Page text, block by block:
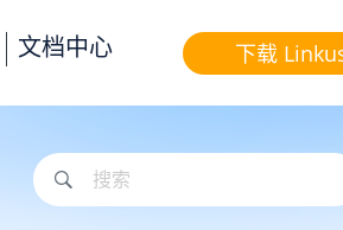
文档中心 下载